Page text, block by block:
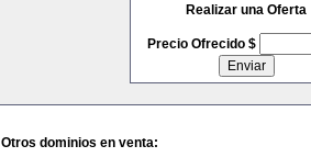
Realizar una Oferta
Precio Ofrecido $
Otros dominios en venta: